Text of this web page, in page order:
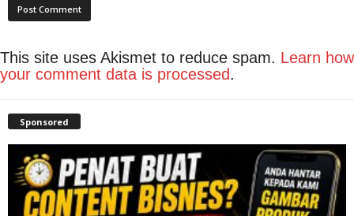
This site uses Akismet to reduce spam. Learn how
your comment data is processed.
Sponsored